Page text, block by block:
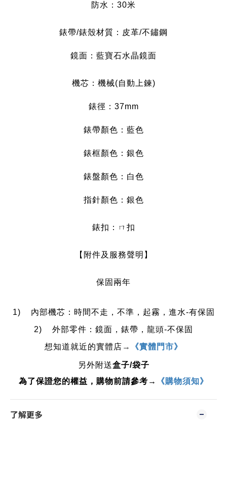
防水 ：30米
錶帶/錶殼材質：皮革/不鏽鋼
鏡面：藍寶石水晶鏡面
機芯：機械(自動上鍊)
錶徑：37mm
錶帶顏色：藍色
錶框顏色：銀色
錶盤顏色：白色
指針顏色：銀色
錶扣：ㄇ扣
【附件及服務聲明】
保固兩年
1)    內部機芯：時間不走，不準，起霧，進水-有保固
2)    外部零件：鏡面，錶帶，龍頭-不保固
想知道就近的實體店 → 《實體門市》
另外附送盒子/袋子
為了保證您的權益，購物前請參考→
《購物須知》
了解更多